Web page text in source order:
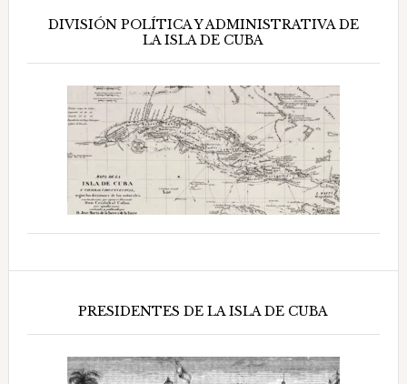
DIVISIÓN POLÍTICA Y ADMINISTRATIVA DE
LA ISLA DE CUBA
PRESIDENTES DE LA ISLA DE CUBA